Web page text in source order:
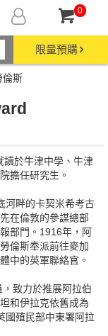
0
限量預購
倫斯
讀於牛津中學、牛津
擔任研究生。
河畔的卡契米希考古
在倫敦的參謀總部
部門。1916年，阿
倫斯奉派前往麥加
中的英軍聯絡官。
致力於推展阿拉伯
和伊拉克依舊成為
國殖民部中東署阿拉